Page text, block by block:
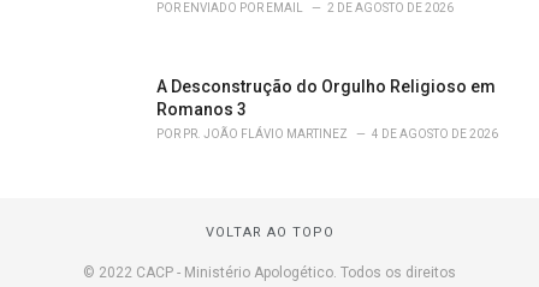
POR ENVIADO POR EMAIL 2 DE AGOSTO DE 2026
A Desconstrução do Orgulho Religioso em
Romanos 3
POR PR. JOÃO FLÁVIO MARTINEZ 4 DE AGOSTO DE 2026
VOLTAR AO TOPO
© 2022 CACP - Ministério Apologético. Todos os direitos